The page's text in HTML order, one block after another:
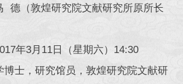
德（敦煌研究院文献研究所原所长
年3月11日（星期六）14:30
博士，研究馆员，敦煌研究院文献研